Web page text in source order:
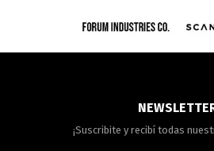
¡Suscribite y recibí todas